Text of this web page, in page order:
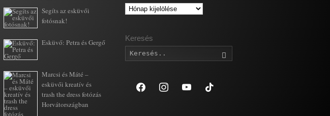
Segíts az esküvői
fotósnak!
Esküvő: Petra és Gergő
Marcsi és Máté –
esküvői kreatív és
trash the dress fotózás
Horvátországban
Archívum
Keresés
Keresés
facebook instagram youtube tiktok